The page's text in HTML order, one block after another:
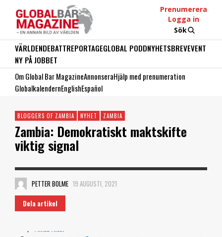
Prenumerera
Logga in
Sök
VÄRLDENDEBATTREPORTAGEGLOBAL PODDNYHETSBREVEVENT
NY PÅ JOBBET
Om Global Bar MagazineAnnonseraHjälp med prenumeration
GlobalkalendernEnglishEspañol
BLOGGERS OF ZAMBIA NYHET ZAMBIA
Zambia: Demokratiskt maktskifte
viktig signal
PETTER BOLME 19 AUGUSTI, 2021
Dela artikel